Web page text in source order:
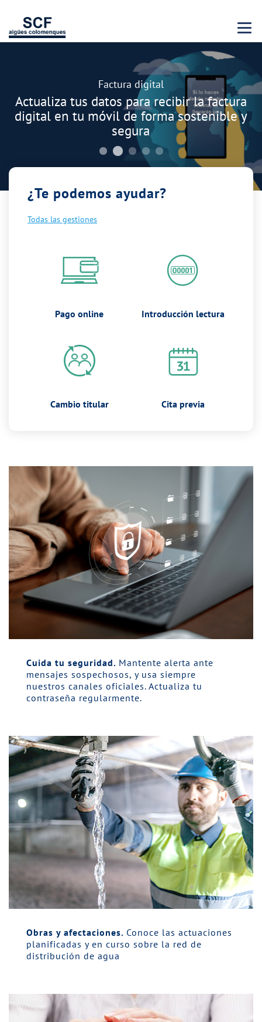
Menu
Descubre nuestro programa de Becas "Jóvenes
Talentos"
Buscamos jóvenes brillantes que quieran
cursar estudios universitarios
¿Te podemos ayudar?
Todas las gestiones
Pago online Introducción lectura
Cambio titular Cita previa
Cuida tu seguridad. Mantente alerta ante
mensajes sospechosos, y usa siempre
nuestros canales oficiales. Actualiza tu
contraseña regularmente.
Obras y afectaciones. Conoce las actuaciones
planificadas y en curso sobre la red de
distribución de agua